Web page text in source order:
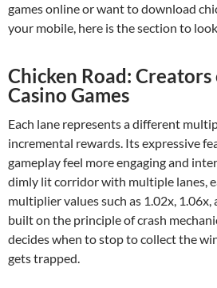
games online or want to download
your mobile, here is the section to
Chicken Road:
Casino Games
Each lane represents a different
incremental rewards. Its expressive
gameplay feel more engaging and
dimly lit corridor with multiple lanes,
multiplier values such as 1.02x, 1.06x,
built on the principle of crash
decides when to stop to collect the
gets trapped.